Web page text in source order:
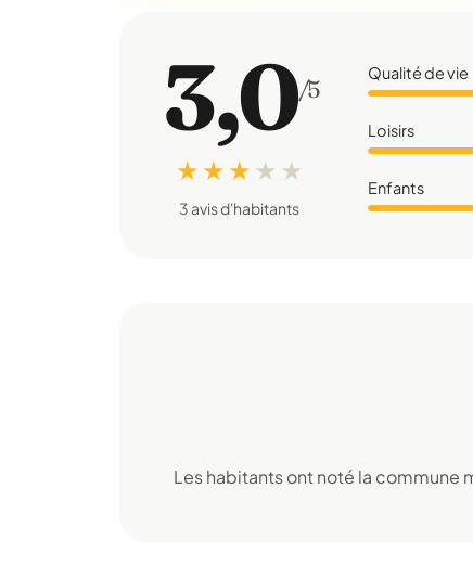
3,0/5
★ ★ ★ ★ ★
3 avis d'habitants
Qualité de vie
Loisirs
Enfants
Les habitants ont noté la commune